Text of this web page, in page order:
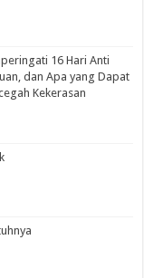
16 Hari Anti
dan Apa yang Dapat
Kekerasan